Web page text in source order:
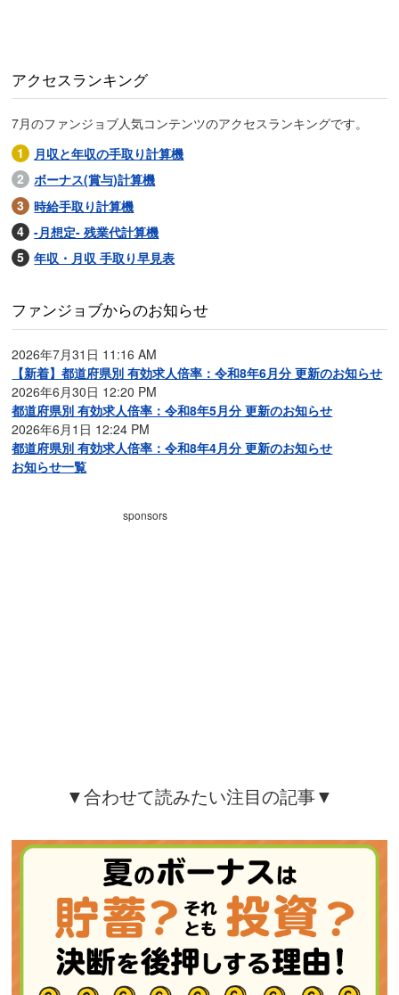
アクセスランキング
7月のファンジョブ人気コンテンツのアクセスランキングです。
月収と年収の手取り計算機
ボーナス(賞与)計算機
時給手取り計算機
-月想定- 残業代計算機
年収・月収 手取り早見表
ファンジョブからのお知らせ
2026年7月31日 11:16 AM
【新着】都道府県別 有効求人倍率：令和8年6月分 更新のお知らせ
2026年6月30日 12:20 PM
都道府県別 有効求人倍率：令和8年5月分 更新のお知らせ
2026年6月1日 12:24 PM
都道府県別 有効求人倍率：令和8年4月分 更新のお知らせ
お知らせ一覧
sponsors
▼合わせて読みたい注目の記事▼